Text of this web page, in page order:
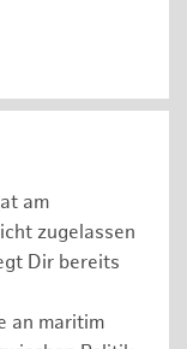
am
zugelassen
Dir bereits
an maritim